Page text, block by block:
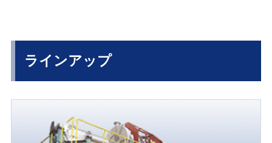
ラインアップ